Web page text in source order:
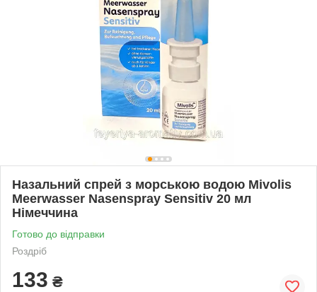
Назальний спрей з морською водою Mivolis
Meerwasser Nasenspray Sensitiv 20 мл
Німеччина
Готово до відправки
Роздріб
133 ₴